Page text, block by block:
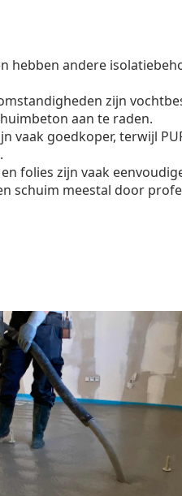
hebben andere
zijn
aan te raden.
vaak goedkoper, terwijl
folies zijn vaak
schuim meestal door